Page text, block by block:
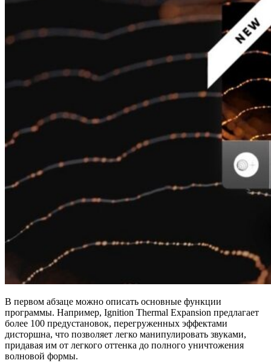
В первом абзаце можно описать основные функции
программы. Например, Ignition Thermal Expansion предлагает
более 100 предустановок, перегруженных эффектами
дисторшна, что позволяет легко манипулировать звуками,
придавая им от легкого оттенка до полного уничтожения
волновой формы.